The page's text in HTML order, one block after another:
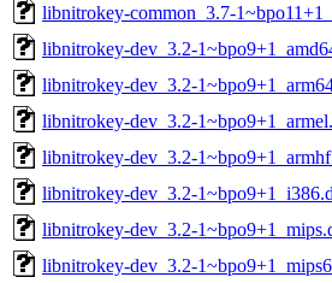
libnitrokey-common_3.7-
libnitrokey-dev_3.2-
libnitrokey-dev_3.2-
libnitrokey-dev_3.2-
libnitrokey-dev_3.2-
libnitrokey-dev_3.2-
libnitrokey-dev_3.2-
libnitrokey-dev_3.2-